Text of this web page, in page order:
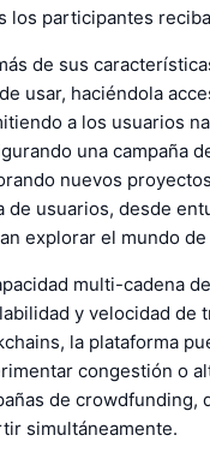
los participantes
de sus
usar, haciéndola
a los usuarios
una campaña
nuevos
de usuarios, desde
explorar el mundo
multi-cadena
y velocidad de
la plataforma
congestión o
de crowdfunding,
simultáneamente.